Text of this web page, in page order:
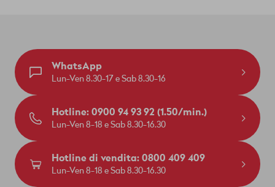
WhatsApp
Lun-Ven 8.30-17 e Sab 8.30-16
Hotline: 0900 94 93 92 (1.50/min.)
Lun-Ven 8-18 e Sab 8.30-16.30
Hotline di vendita: 0800 409 409
Lun-Ven 8-18 e Sab 8.30-16.30